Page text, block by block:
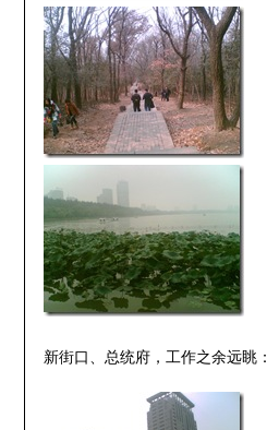
新街口、总统府，工作之余远眺：